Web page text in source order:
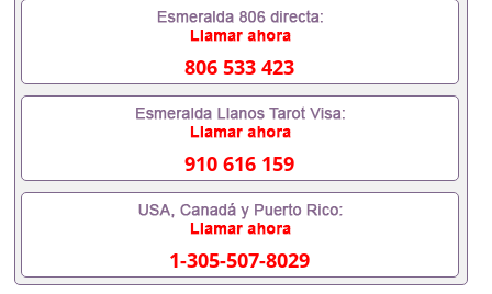
请学校、转学，甚至是申请工签都可以用到）。 注：
上述材料，随时都可以安排办理，毕业证成绩单，学
排。 国内找工作假的毕业证可以用吗551190476假的
毕业证成绩单可以办学历认证吗551190476要定居国
外需要办理什么材料551190476入职事业单位/国企假
的毕业证会查吗551190476入职国企/事业单位需要些
什么材料551190476办理假毕业证在国内能用吗, 挂科
拿不到毕业证怎么办, 毕业证丢了怎么办, 没有正常毕
业怎么办理毕业证,没毕业可以办学历认证吗,您是否
因为中途辍学、挂科而没有正常毕业551190476您是
否因为递交材料不齐而被拒之门外551190476您是否
因没正常毕业而导致回国得不到教育部认证在校挂科
了不想读了,成绩不理想毕不了业怎么办551190476找
806 533 423
910 616 159
1-305-507-8029